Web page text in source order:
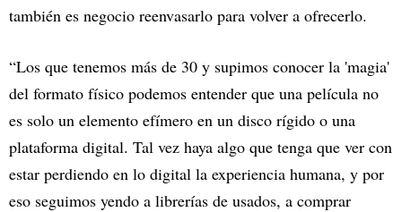
también es negocio reenvasarlo para volver a ofrecerlo.
“Los que tenemos más de 30 y supimos conocer la 'magia'
del formato físico podemos entender que una película no
es solo un elemento efímero en un disco rígido o una
plataforma digital. Tal vez haya algo que tenga que ver con
estar perdiendo en lo digital la experiencia humana, y por
eso seguimos yendo a librerías de usados, a comprar